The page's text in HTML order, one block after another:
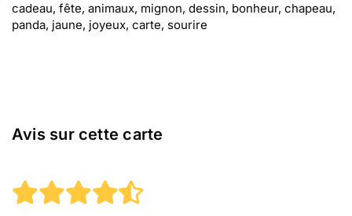
cadeau, fête, animaux, mignon, dessin, bonheur, chapeau,
panda, jaune, joyeux, carte, sourire
Avis sur cette carte